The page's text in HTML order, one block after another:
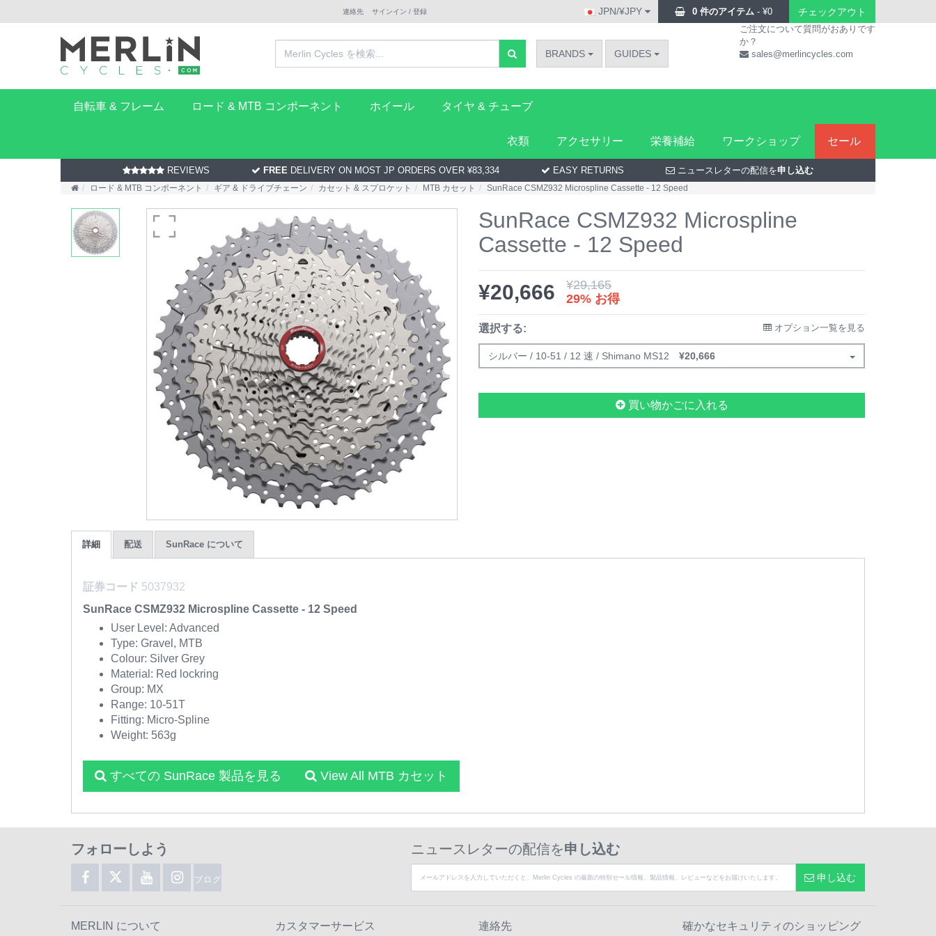
連絡先 サインイン / 登録 0 件のアイテム - ¥0 チェックアウト
JPN/¥JPY
BRANDS GUIDES
ご注文について質問がおありです
か？
sales@merlincycles.com
自転車 & フレーム ロード & MTB コンポーネント ホイール タイヤ & チューブ
衣類 アクセサリー 栄養補給 ワークショップ セール
REVIEWS FREE DELIVERY ON MOST JP ORDERS OVER ¥83,334 EASY RETURNS ニュースレターの配信を申し込む
ロード & MTB コンポーネント ギア & ドライブチェーン カセット & スプロケット MTB カセット SunRace CSMZ932 Microspline Cassette - 12 Speed
SunRace CSMZ932 Microspline
Cassette - 12 Speed
¥20,666 ¥29,165
29% お得
選択する: オプション一覧を見る
シルバー / 10-51 / 12 速 / Shimano MS12 ¥20,666
買い物かごに入れる
詳細 配送 SunRace について
証券コード 5037932
SunRace CSMZ932 Microspline Cassette - 12 Speed
User Level: Advanced
Type: Gravel, MTB
Colour: Silver Grey
Material: Red lockring
Group: MX
Range: 10-51T
Fitting: Micro-Spline
Weight: 563g
すべての SunRace 製品を見る View All MTB カセット
フォローしよう
ブログ
ニュースレターの配信を申し込む
申し込む
MERLIN について カスタマーサービス 連絡先 確かなセキュリティのショッピング